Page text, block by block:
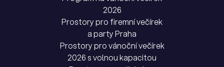
2026
Prostory pro firemní večírek
a party Praha
Prostory pro vánoční večírek
2026 s volnou kapacitou